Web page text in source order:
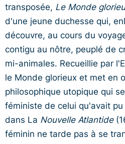
transposée, Le Monde
d'une jeune duchesse qui,
découvre, au cours du
contigu au nôtre, peuplé de
mi-animales. Recueillie par
le Monde glorieux et met en
philosophique utopique qui
féministe de celui qu'avait
dans La Nouvelle Atlantide
féminin ne tarde pas à se